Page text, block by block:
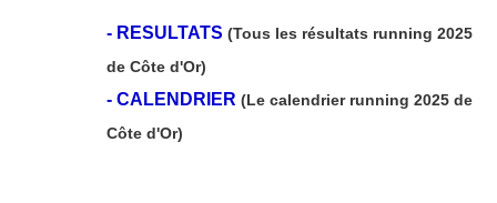
- RESULTATS (Tous les résultats running 2025
de Côte d'Or)
- CALENDRIER (Le calendrier running 2025 de
Côte d'Or)